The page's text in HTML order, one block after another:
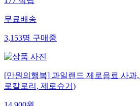
177적립
무료배송
3,153명구매중
[만원의행복] 과일랜드 제로음료 사과
로칼로리, 제로슈거)